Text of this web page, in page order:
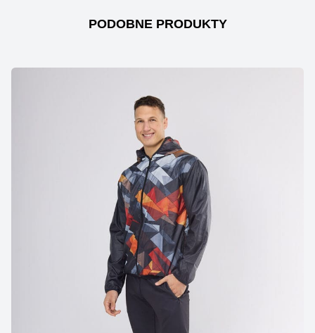
PODOBNE PRODUKTY